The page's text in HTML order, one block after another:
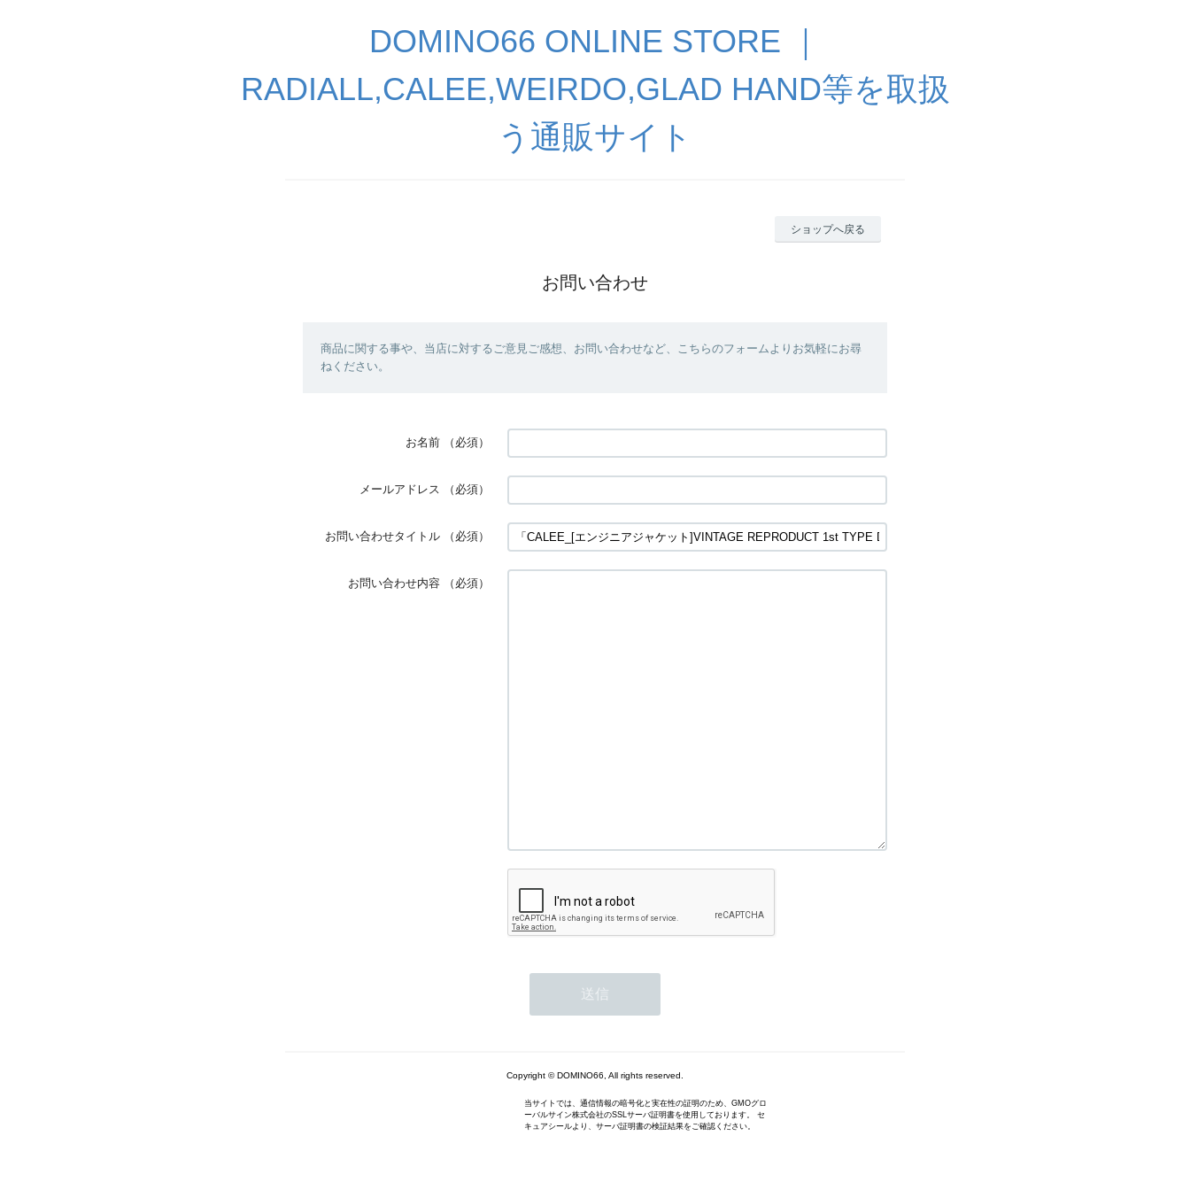
DOMINO66 ONLINE STORE ｜
RADIALL,CALEE,WEIRDO,GLAD HAND等を取扱
う通販サイト
ショップへ戻る
お問い合わせ
商品に関する事や、当店に対するご意見ご感想、お問い合わせなど、こちらのフォームよりお気軽にお尋
ねください。
お名前 （必須）
メールアドレス （必須）
お問い合わせタイトル （必須）
お問い合わせ内容 （必須）
Copyright © DOMINO66, All rights reserved.
当サイトでは、通信情報の暗号化と実在性の証明のため、GMOグロ
ーバルサイン株式会社のSSLサーバ証明書を使用しております。 セ
キュアシールより、サーバ証明書の検証結果をご確認ください。